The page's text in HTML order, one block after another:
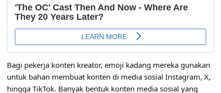
Bagi pekerja konten kreator, emoji kadang mereka gunakan
untuk bahan membuat konten di media sosial Instagram, X,
hingga TikTok. Banyak bentuk konten media sosial yang